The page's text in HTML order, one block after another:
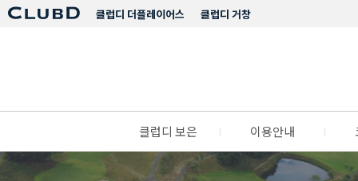
클럽디 거창
클럽디 더플레이어스
클럽디 보은 이용안내